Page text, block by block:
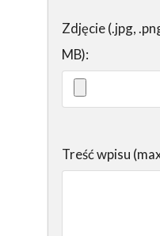
Zdjęcie (.jpg,
MB):
Treść wpisu